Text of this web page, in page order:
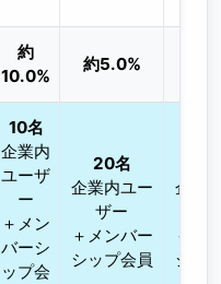
約
10.0%
約5.0%
10名
企業内
ユーザ
ー
＋メン
バーシ
ップ会
20名
企業内ユー
ザー
＋メンバー
シップ会員
企業
＋メ
シッ